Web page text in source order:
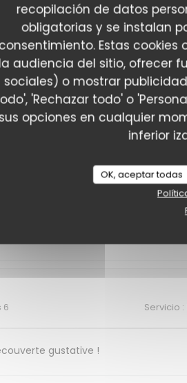
recopilación de datos
obligatorias y se instalan
Estas
audiencia del sitio, ofrecer
sociales) o mostrar
'Rechazar todo' o
opciones en cualquier
inferior
OK, aceptar todas
opiniones de
Servicio:
soirée, nous recommandons cet
6 Servicio :
gustative !